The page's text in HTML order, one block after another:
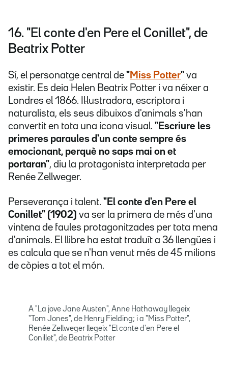
16. "El conte d'en Pere el Conillet", de
Beatrix Potter
Sí, el personatge central de "Miss Potter" va
existir. Es deia Helen Beatrix Potter i va néixer a
Londres el 1866. Il·lustradora, escriptora i
naturalista, els seus dibuixos d'animals s'han
convertit en tota una icona visual. "Escriure les
primeres paraules d'un conte sempre és
emocionant, perquè no saps mai on et
portaran", diu la protagonista interpretada per
Renée Zellweger.
Perseverança i talent. "El conte d'en Pere el
Conillet" (1902) va ser la primera de més d'una
vintena de faules protagonitzades per tota mena
d'animals. El llibre ha estat traduït a 36 llengües i
es calcula que se n'han venut més de 45 milions
de còpies a tot el món.
A "La jove Jane Austen", Anne Hathaway llegeix
"Tom Jones", de Henry Fielding; i a "Miss Potter",
Renée Zellweger llegeix "El conte d'en Pere el
Conillet", de Beatrix Potter